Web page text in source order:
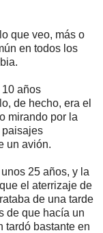
que veo, más o
en todos los
años
de hecho, era el
mirando por la
un avión.
25 años, y la
el aterrizaje de
de una tarde
de que hacía un
tardó bastante en